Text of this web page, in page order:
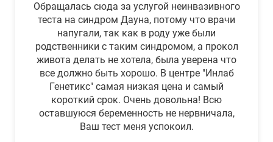
Обращалась сюда за услугой неинвазивного
теста на синдром Дауна, потому что врачи
напугали, так как в роду уже были
родственники с таким синдромом, а прокол
живота делать не хотела, была уверена что
все должно быть хорошо. В центре "Инлаб
Генетикс" самая низкая цена и самый
короткий срок. Очень довольна! Всю
оставшуюся беременность не нервничала,
Ваш тест меня успокоил.